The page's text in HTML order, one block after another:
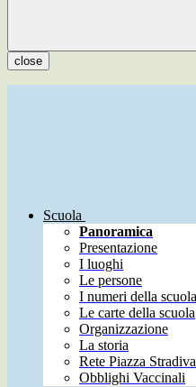
close
Scuola
Panoramica
Presentazione
I luoghi
Le persone
I numeri della scuola
Le carte della scuola
Organizzazione
La storia
Rete Piazza
Obblighi Vaccinali